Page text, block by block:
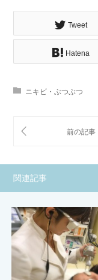
Tweet
Hatena
ニキビ・ぶつぶつ
関連記事